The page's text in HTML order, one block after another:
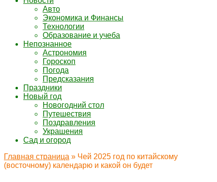
Авто
Экономика и Финансы
Технологии
Образование и учеба
Непознанное
Астрономия
Гороскоп
Погода
Предсказания
Праздники
Новый год
Новогодний стол
Путешествия
Поздравления
Украшения
Сад и огород
Главная страница » Чей 2025 год по китайскому
(восточному) календарю и какой он будет